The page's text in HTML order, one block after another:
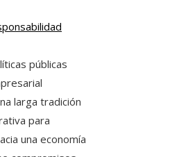
públicas
larga tradición
para
una economía